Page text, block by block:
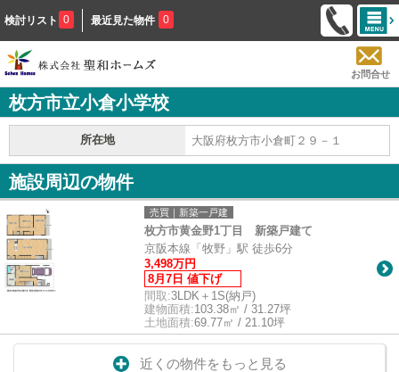
検討リスト 0 最近見た物件 0
お問合せ
枚方市立小倉小学校
所在地 大阪府枚方市小倉町２９－１
施設周辺の物件
売買｜新築一戸建
枚方市黄金野1丁目 新築戸建て
京阪本線「牧野」駅 徒歩6分
3,498万円
8月7日 値下げ
間取:3LDK＋1S(納戸)
建物面積:103.38㎡ / 31.27坪
土地面積:69.77㎡ / 21.10坪
近くの物件をもっと見る